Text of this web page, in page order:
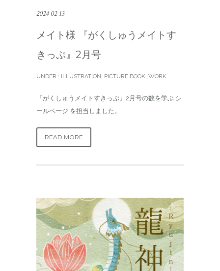
2024-02-13
メイト様 『がくしゅうメイトす
きっぷ』2月号
UNDER : ILLUSTRATION, PICTURE BOOK, WORK
『がくしゅうメイトすきっぷ』2月号の数を学ぶ シ
ールページ を担当しました。
READ MORE